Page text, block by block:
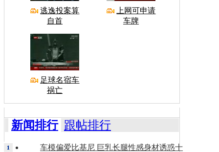
逃逸投案算
自首
上网可申请
车牌
足球名宿车
祸亡
新闻排行 跟帖排行
车模偏爱比基尼 巨乳长腿性感身材诱惑十